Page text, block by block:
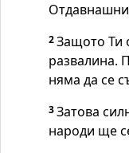
2Защото Ти
развалина.
няма да се
3Затова
народи ще